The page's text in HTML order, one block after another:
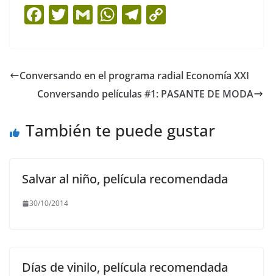
F
e
b
o
T
er
G
l
W
s
A
p
T
gr
a
y
Li
k
Conversando en el programa radial Economía XXI
Conversando películas #1: PASANTE DE MODA
También te puede gustar
Salvar al niño, película recomendada
30/10/2014
Días de vinilo, película recomendada